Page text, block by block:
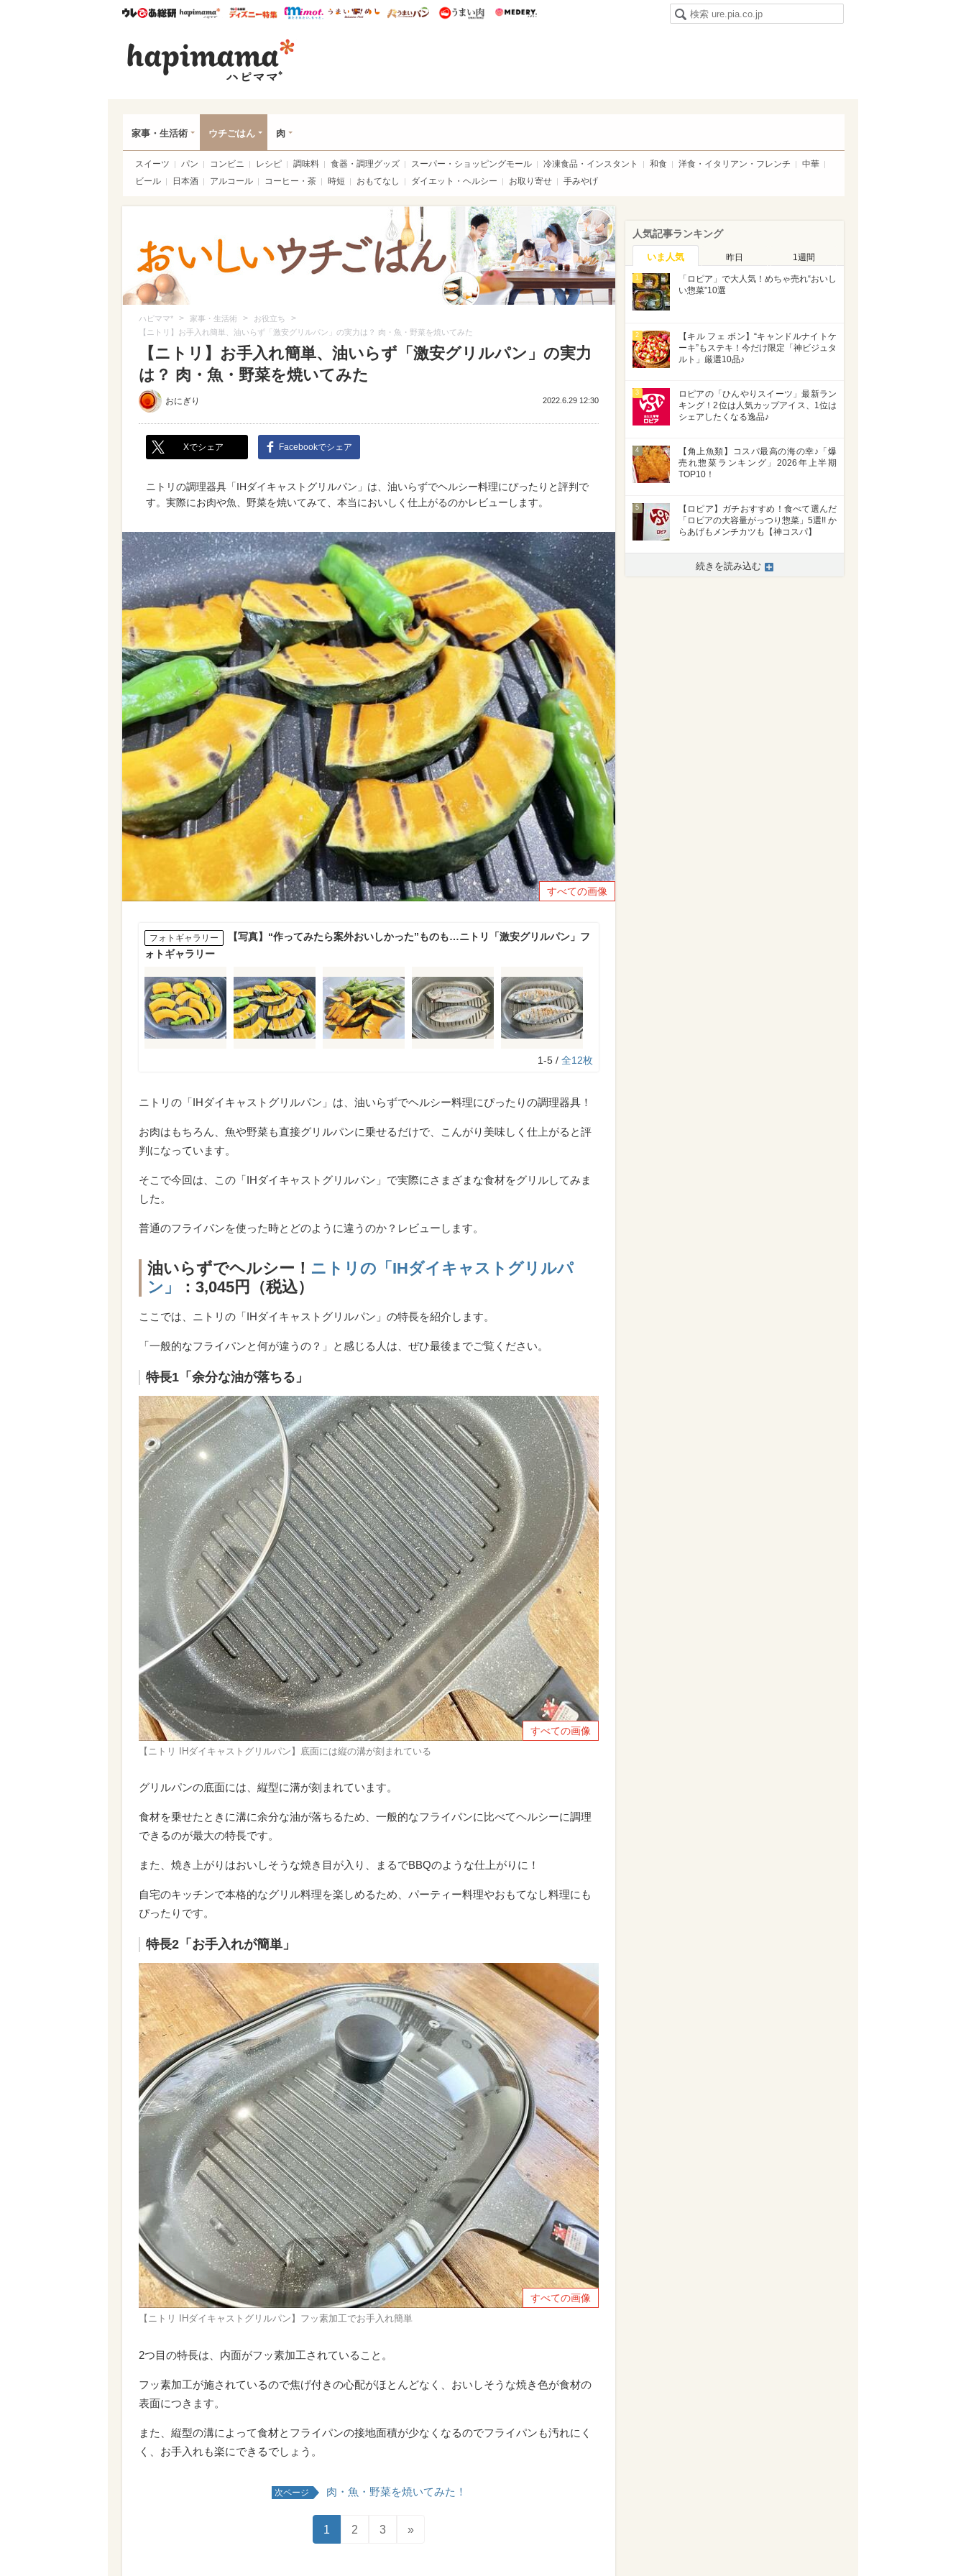
ウレぴあ総研ハピママ* ウレぴあ総研 ディズニー特集
mimot. うまいめし うまいパン うまい肉
家事・生活術 ウチごはん 肉
スイーツ パン コンビニ レシピ 調味料 食器・調理グッズ スーパー・ショッピングモール 冷凍食品・インスタント 和食 洋食・イタリアン・フレンチ
中華
ビール
日本酒 アルコール コーヒー・茶 時短 おもてなし ダイエット・ヘルシー お取り寄せ 手みやげ
ハピママ* > 家事・生活術 > お役立ち >
【ニトリ】お手入れ簡単、油いらず「激安グリルパン」の実力は？ 肉・魚・野菜を焼いてみた
【ニトリ】お手入れ簡単、油いらず「激安グリルパン」の実力
は？ 肉・魚・野菜を焼いてみた
おにぎり 2022.6.29 12:30
Xでシェア Facebookでシェア
ニトリの調理器具「IHダイキャストグリルパン」は、油いらずでヘルシー料理にぴったりと評判で
す。実際にお肉や魚、野菜を焼いてみて、本当においしく仕上がるのかレビューします。
すべての画像
フォトギャラリー
【写真】“作ってみたら案外おいしかった”ものも…ニトリ「激安グリルパン」フ
ォトギャラリー
1-5 / 全12枚
ニトリの「IHダイキャストグリルパン」は、油いらずでヘルシー料理にぴったりの調理器具！
お肉はもちろん、魚や野菜も直接グリルパンに乗せるだけで、こんがり美味しく仕上がると評
判になっています。
そこで今回は、この「IHダイキャストグリルパン」で実際にさまざまな食材をグリルしてみま
した。
普通のフライパンを使った時とどのように違うのか？レビューします。
油いらずでヘルシー！ ニトリの「IHダイキャストグリルパ
ン」
：3,045円（税込）
ここでは、ニトリの「IHダイキャストグリルパン」の特長を紹介します。
「一般的なフライパンと何が違うの？」と感じる人は、ぜひ最後までご覧ください。
特長1「余分な油が落ちる」
すべての画像
【ニトリ IHダイキャストグリルパン】底面には縦の溝が刻まれている
グリルパンの底面には、縦型に溝が刻まれています。
食材を乗せたときに溝に余分な油が落ちるため、一般的なフライパンに比べてヘルシーに調理
できるのが最大の特長です。
また、焼き上がりはおいしそうな焼き目が入り、まるでBBQのような仕上がりに！
自宅のキッチンで本格的なグリル料理を楽しめるため、パーティー料理やおもてなし料理にも
ぴったりです。
特長2「お手入れが簡単」
すべての画像
【ニトリ IHダイキャストグリルパン】フッ素加工でお手入れ簡単
2つ目の特長は、内面がフッ素加工されていること。
フッ素加工が施されているので焦げ付きの心配がほとんどなく、おいしそうな焼き色が食材の
表面につきます。
また、縦型の溝によって食材とフライパンの接地面積が少なくなるのでフライパンも汚れにく
く、お手入れも楽にできるでしょう。
次ページ 肉・魚・野菜を焼いてみた！
1 2 3 »
人気記事ランキング
いま人気 昨日 1週間
1
「ロピア」で大人気！めちゃ売れ“おいし
い惣菜”10選
2
【キル フェ ボン】“キャンドルナイトケ
ーキ”もステキ！今だけ限定「神ビジュタ
ルト」厳選10品♪
3
ロピアの「ひんやりスイーツ」最新ラン
キング！2位は人気カップアイス、1位は
シェアしたくなる逸品♪
4
【角上魚類】コスパ最高の海の幸♪「爆
売れ惣菜ランキング」2026年上半期
TOP10！
5
【ロピア】ガチおすすめ！食べて選んだ
「ロピアの大容量がっつり惣菜」5選!! か
らあげもメンチカツも【神コスパ】
続きを読み込む